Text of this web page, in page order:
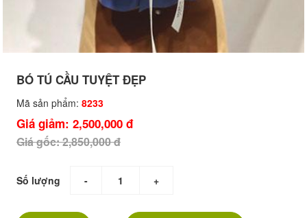
BÓ TÚ CẦU TUYỆT ĐẸP
Mã sản phẩm: 8233
Giá giảm: 2,500,000 đ
Giá gốc: 2,850,000 đ
Số lượng - +